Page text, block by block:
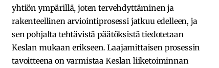
yhtiön ympärillä, joten tervehdyttäminen ja
rakenteellinen arviointiprosessi jatkuu edelleen, ja
sen pohjalta tehtävistä päätöksistä tiedotetaan
Keslan mukaan erikseen. Laajamittaisen prosessin
tavoitteena on varmistaa Keslan liiketoiminnan